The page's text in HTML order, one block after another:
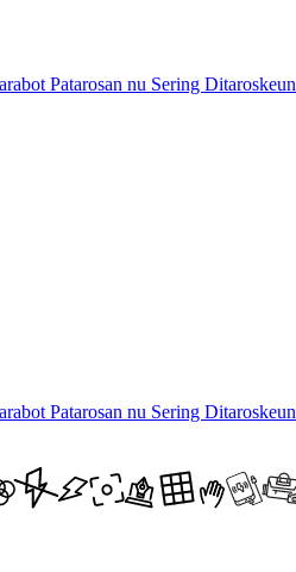
Patarosan nu Sering Ditaroskeun
Patarosan nu Sering Ditaroskeun